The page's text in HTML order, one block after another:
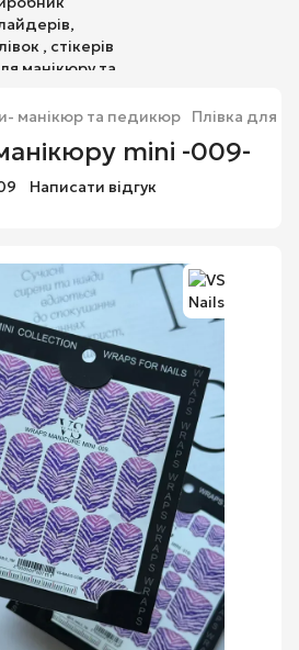
манікюр та педикюр Плівка для
mini -009-
Написати відгук